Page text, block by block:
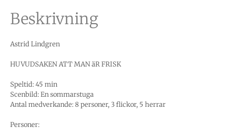
Beskrivning
Astrid Lindgren
HUVUDSAKEN ATT MAN äR FRISK
Speltid: 45 min
Scenbild: En sommarstuga
Antal medverkande: 8 personer, 3 flickor, 5 herrar
Personer: